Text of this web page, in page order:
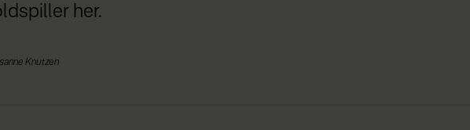
her.
Knutzen